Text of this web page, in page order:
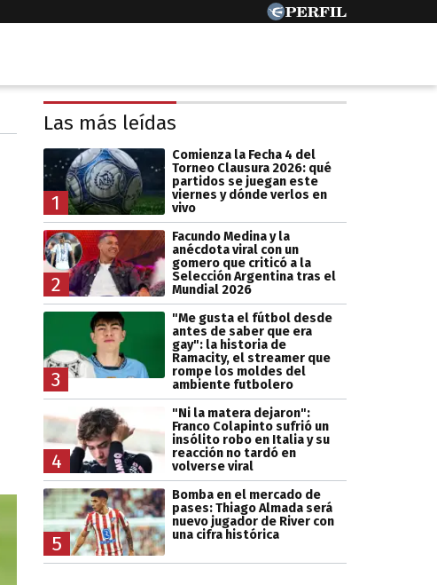
Las más leídas
1
Comienza la Fecha 4 del
Torneo Clausura 2026: qué
partidos se juegan este
viernes y dónde verlos en
vivo
2
Facundo Medina y la
anécdota viral con un
gomero que criticó a la
Selección Argentina tras el
Mundial 2026
3
"Me gusta el fútbol desde
antes de saber que era
gay": la historia de
Ramacity, el streamer que
rompe los moldes del
ambiente futbolero
4
"Ni la matera dejaron":
Franco Colapinto sufrió un
insólito robo en Italia y su
reacción no tardó en
volverse viral
5
Bomba en el mercado de
pases: Thiago Almada será
nuevo jugador de River con
una cifra histórica